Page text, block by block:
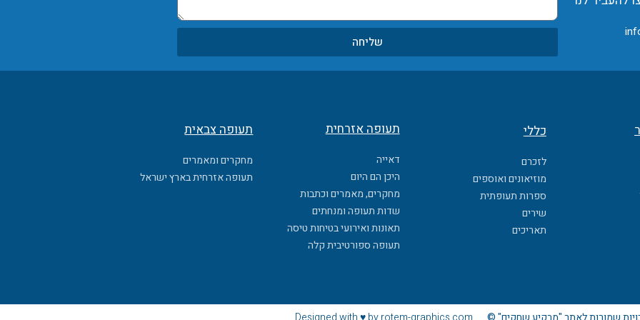
שליחה
כללי
לזכרם
מוזיאונים ואוספים
ספרות תעופתית
שירים
תאריכים
תעופה אזרחית
דאייה
היכן הם היום
מחקרים, מאמרים וכתבות
שדות תעופה ומנחתים
תאונות ואירועי בטיחות טיסה
תעופה ספורטיבית קלה
תעופה צבאית
מחקרים ומאמרים
תעופה אזרחית בארץ ישראל